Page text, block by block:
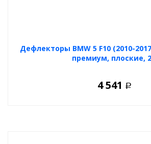
Дефлекторы BMW 5 F10 (2010-
премиум, плоские,
4 541 Р